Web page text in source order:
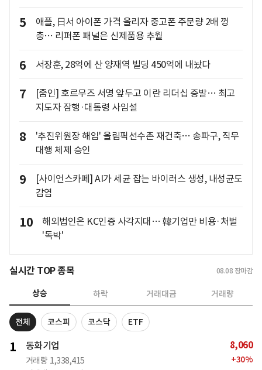
5
애플, 日서 아이폰 가격 올리자 중고폰 주문량 2배 껑
충… 리퍼폰 패널은 신제품용 추월
6 서장훈, 28억에 산 양재역 빌딩 450억에 내놨다
7
[줌인] 호르무즈 서명 앞두고 이란 리더십 증발… 최고
지도자 잠행·대통령 사임설
8
'추진위원장 해임' 올림픽선수촌 재건축… 송파구, 직무
대행 체제 승인
9
[사이언스카페] AI가 세균 잡는 바이러스 생성, 내성균도
감염
10
해외법인은 KC인증 사각지대… 韓기업만 비용·처벌
'독박'
실시간 TOP 종목 08.08 장마감
상승 하락 거래대금 거래량
전체 코스피 코스닥 ETF
1 동화기업
거래량 1,338,415
8,060
+30%